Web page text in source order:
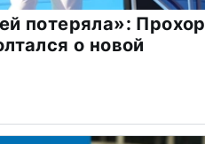
потеряла»: Прохор
о новой